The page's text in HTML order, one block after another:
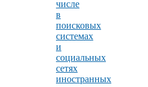
числе
в
поисковых
системах
и
социальных
сетях
иностранных